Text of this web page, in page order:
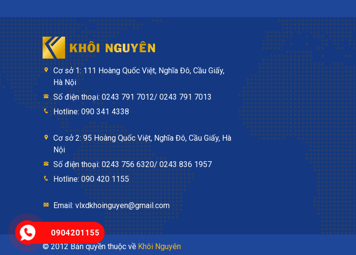
Cơ sở 1: 111 Hoàng Quốc Việt, Nghĩa Đô, Cầu Giấy,
Hà Nội
Số điện thoại: 0243 791 7012/ 0243 791 7013
Hotline: 090 341 4338
Cơ sở 2: 95 Hoàng Quốc Việt, Nghĩa Đô, Cầu Giấy, Hà
Nội
Số điện thoại: 0243 756 6320/ 0243 836 1957
Hotline: 090 420 1155
Email: vlxdkhoinguyen@gmail.com
© 2012 Bản quyền thuộc về Khôi Nguyên
0904201155